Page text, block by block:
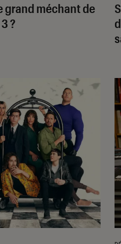
grand méchant de
?